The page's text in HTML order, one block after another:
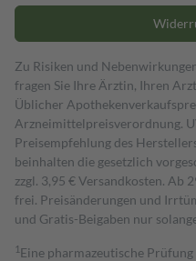
Zu Risiken und
fragen Sie Ihre Ärztin, Ihren
Üblicher
Arzneimittelpreisverordnung.
Preisempfehlung des
beinhalten die gesetzlich
zzgl. 3,95 € Versandkosten. Ab
frei. Preisänderungen und
und Gratis-Beigaben nur
1 Eine pharmazeutische